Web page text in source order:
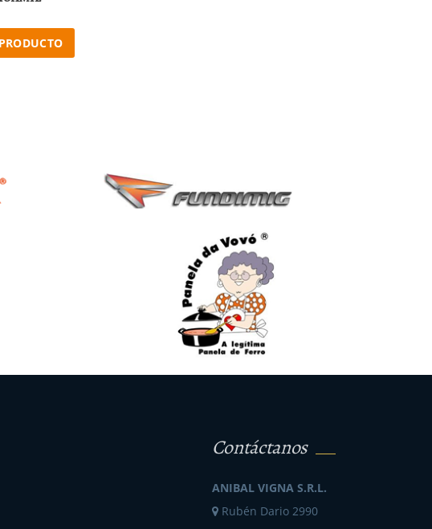
Contáctanos
ANIBAL VIGNA S.R.L.
Rubén Dario 2990